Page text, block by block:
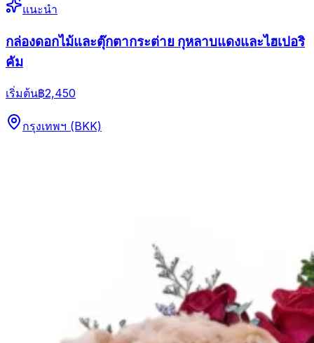
แนะนำ
กล่องดอกไม้และตุ๊กตากระต่าย กุหลาบแดงและไฮเปอริ
คัม
เริ่มต้น฿2,450
กรุงเทพฯ (BKK)